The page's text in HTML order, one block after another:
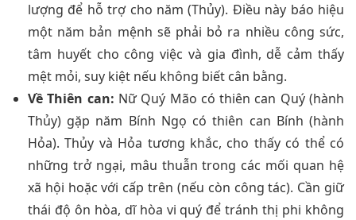
lượng để hỗ trợ cho năm (Thủy). Điều này báo hiệu
một năm bản mệnh sẽ phải bỏ ra nhiều công sức,
tâm huyết cho công việc và gia đình, dễ cảm thấy
mệt mỏi, suy kiệt nếu không biết cân bằng.
Về Thiên can: Nữ Quý Mão có thiên can Quý (hành
Thủy) gặp năm Bính Ngọ có thiên can Bính (hành
Hỏa). Thủy và Hỏa tương khắc, cho thấy có thể có
những trở ngại, mâu thuẫn trong các mối quan hệ
xã hội hoặc với cấp trên (nếu còn công tác). Cần giữ
thái độ ôn hòa, dĩ hòa vi quý để tránh thị phi không